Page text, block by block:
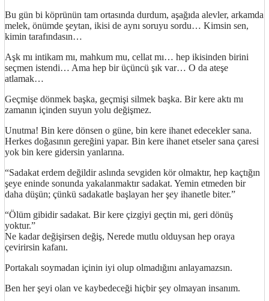
Bu gün bi köprünün tam ortasında durdum, aşağıda alevler, arkamda
melek, önümde şeytan, ikisi de aynı soruyu sordu… Kimsin sen,
kimin tarafındasın…
Aşk mı intikam mı, mahkum mu, cellat mı… hep ikisinden birini
seçmen istendi… Ama hep bir üçüncü şık var… O da ateşe
atlamak…
Geçmişe dönmek başka, geçmişi silmek başka. Bir kere aktı mı
zamanın içinden suyun yolu değişmez.
Unutma! Bin kere dönsen o güne, bin kere ihanet edecekler sana.
Herkes doğasının gereğini yapar. Bin kere ihanet etseler sana çaresi
yok bin kere gidersin yanlarına.
“Sadakat erdem değildir aslında sevgiden kör olmaktır, hep kaçtığın
şeye eninde sonunda yakalanmaktır sadakat. Yemin etmeden bir
daha düşün; çünkü sadakatle başlayan her şey ihanetle biter.”
“Ölüm gibidir sadakat. Bir kere çizgiyi geçtin mi, geri dönüş
yoktur.”
Ne kadar değişirsen değiş, Nerede mutlu olduysan hep oraya
çevirirsin kafanı.
Portakalı soymadan içinin iyi olup olmadığını anlayamazsın.
Ben her şeyi olan ve kaybedeceği hiçbir şey olmayan insanım.